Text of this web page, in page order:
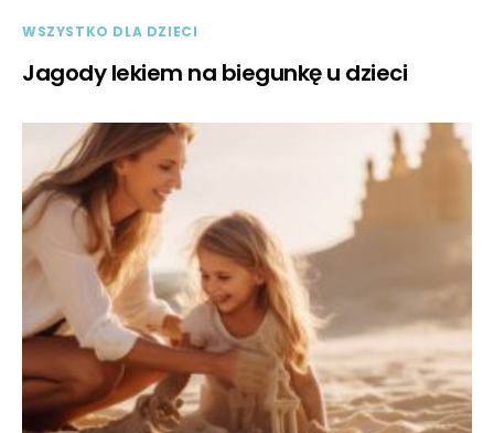
WSZYSTKO DLA DZIECI
Jagody lekiem na biegunkę u dzieci